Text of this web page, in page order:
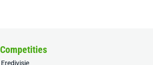
Competities
Eredivisie